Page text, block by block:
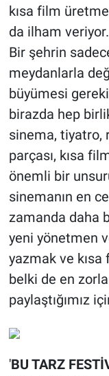
kısa film
da ilham
Bir şehrin
meydanlarla
büyümesi
birazda hep
sinema, tiyatro,
parçası, kısa
önemli bir
sinemanın en
zamanda daha
yeni yönetmen
yazmak ve
belki de en
paylaştığımız
'BU TARZ